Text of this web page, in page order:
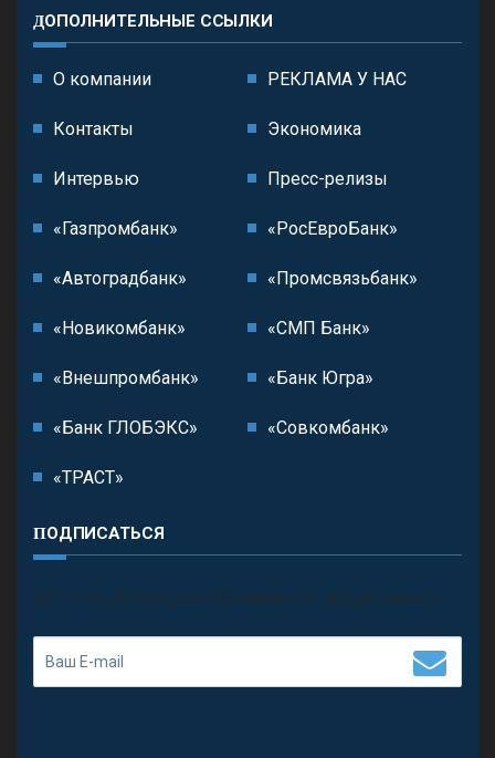
ДОПОЛНИТЕЛЬНЫЕ ССЫЛКИ
О компании РЕКЛАМА У НАС
Контакты Экономика
Интервью Пресс-релизы
«Газпромбанк» «РосЕвроБанк»
«Автоградбанк» «Промсвязьбанк»
«Новикомбанк» «СМП Банк»
«Внешпромбанк» «Банк Югра»
«Банк ГЛОБЭКС» «Совкомбанк»
«ТРАСТ»
ПОДПИСАТЬСЯ
П олучить последние обновления и предложения.